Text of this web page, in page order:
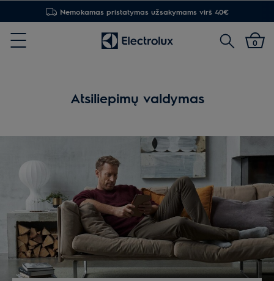
Nemokamas pristatymas užsakymams virš 40€
Menu
Paieška0
Atsiliepimų valdymas